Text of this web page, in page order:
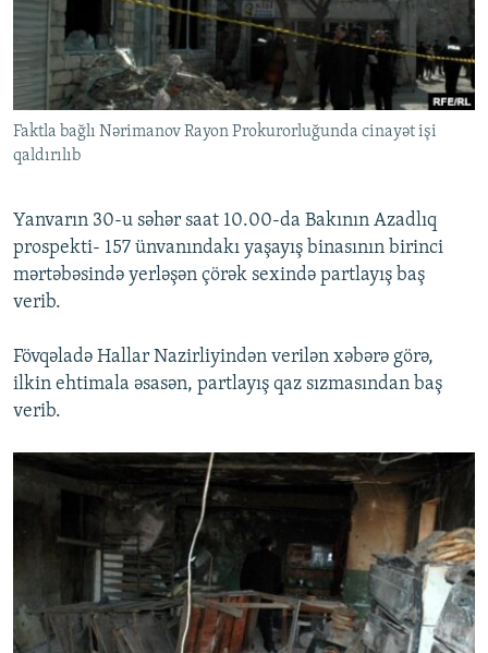
İNFOQRAFIKA
KARIKATURA
AZƏRBAYCAN ƏDƏBIYYATI KITABXANASI
İSLAM VƏ DEMOKRATIYA
İZ - MƏDƏNIYYƏT PROQRAMI
MISSIYAMIZ
PEŞƏ ETIKASI VƏ JURNALISTIKA STANDARTLARIMIZ
MATERIALLARIMIZDAN ISTIFADƏ
AZADLIQRADIOSU MOBIL TELEFONUNUZDA
XƏBƏR BÜLLETENLƏRIMIZ
BIZI IZLƏ
RFE/RL-in bütün saytları
Faktla bağlı Nərimanov Rayon Prokurorluğunda cinayət işi
qaldırılıb
Yanvarın 30-u səhər saat 10.00-da Bakının Azadlıq
prospekti- 157 ünvanındakı yaşayış binasının birinci
mərtəbəsində yerləşən çörək sexində partlayış baş
verib.
Fövqəladə Hallar Nazirliyindən verilən xəbərə görə,
ilkin ehtimala əsasən, partlayış qaz sızmasından baş
verib.